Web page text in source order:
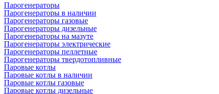
Парогенераторы
Парогенераторы в наличии
Парогенераторы газовые
Парогенераторы дизельные
Парогенераторы на мазуте
Парогенераторы электрические
Парогенераторы пеллетные
Парогенераторы твердотопливные
Паровые котлы
Паровые котлы в наличии
Паровые котлы газовые
Паровые котлы дизельные